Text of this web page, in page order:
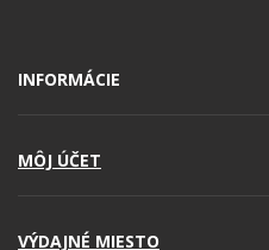
INFORMÁCIE
MÔJ ÚČET
VÝDAJNÉ MIESTO